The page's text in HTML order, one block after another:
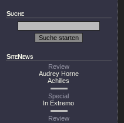
Suche
SiteNews
Review
Audrey Horne
Achilles
Special
In Extremo
Review